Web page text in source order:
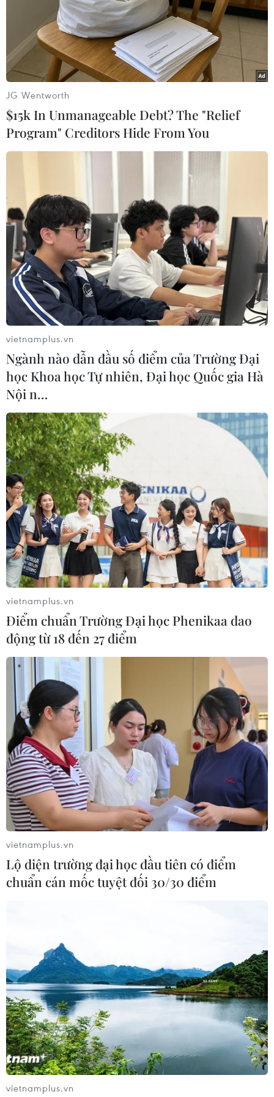
Hàn Quốc.../.
(TTXVN/Vietnam+)
#Đà nẵng
#Hội nghị chuyên đề tổng kết Kết luận 30-KL/TU
#COVID-19
Theo dõi VietnamPlus
TIN LIÊN QUAN
Trung Quốc hối thúc EU sớm hoàn tất
Hiệp định đầu tư song phương
25/12/2020 02:58
Theo phía Trung Quốc, Hiệp định trên không chỉ làm sâu
sắc thêm quan hệ hợp tác kinh tế giữa Trung Quốc và
EU mà còn có tầm quan trọng đặc biệt đối với tiến trình
phục hồi kinh tế toàn cầu.
Chinachem Group tổ chức chiến dịch huy
động 3 triệu HKD cho Trung tâm phục hồi
chấn thương cột sống
25/12/2020 03:27
ĐẶC KHU HÀNH CHÍNH HỒNG KÔNG – Media
JG Wentworth
$15k In Unmanageable Debt? The "Relief
Program" Creditors Hide From You
vietnamplus.vn
Ngành nào dẫn đầu số điểm của Trường Đại
học Khoa học Tự nhiên, Đại học Quốc gia Hà
Nội n…
vietnamplus.vn
Điểm chuẩn Trường Đại học Phenikaa dao
động từ 18 đến 27 điểm
vietnamplus.vn
Lộ diện trường đại học đầu tiên có điểm
chuẩn cán mốc tuyệt đối 30/30 điểm
vietnamplus.vn